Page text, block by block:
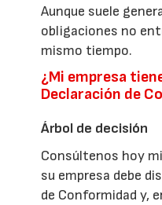
Aunque suele
obligaciones no
mismo tiempo.
¿Mi empresa
Declaración de
Árbol de decisión
Consúltenos hoy
su empresa debe
de Conformidad y,